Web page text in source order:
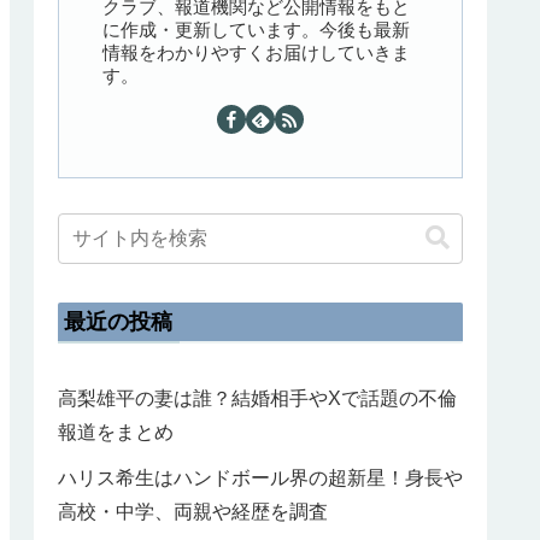
クラブ、報道機関など公開情報をもと
に作成・更新しています。今後も最新
情報をわかりやすくお届けしていきま
す。
最近の投稿
高梨雄平の妻は誰？結婚相手やXで話題の不倫
報道をまとめ
ハリス希生はハンドボール界の超新星！身長や
高校・中学、両親や経歴を調査